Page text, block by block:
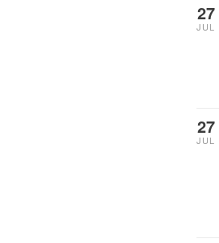
27
JUL
27
JUL